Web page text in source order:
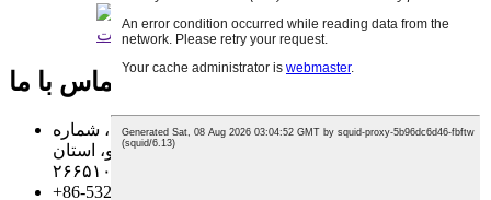
مشاهده جزئیات
تماس با ما
ساختمان ۱۳، پارک صنعتی فناوری نوآوری مکس، شماره
۱۵۱ جاده وانگ‌جیانگ، منطقه هوانگدائو، شهر چینگدائو، استان